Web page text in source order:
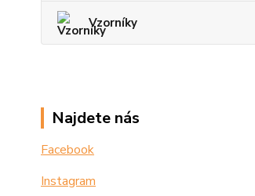
Vzorníky
Najdete nás
Facebook
Instagram